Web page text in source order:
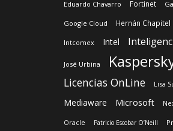
Eduardo Chavarro Fortinet
Google Cloud Hernán Chapitel
Intcomex Intel
José Urbina
Licencias OnLine Lisa
Mediaware Microsoft
Oracle Patricio Escobar O’Neill